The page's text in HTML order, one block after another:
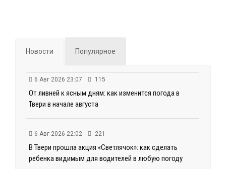
Новости Популярное
6 Авг 2026 23:07 115
От ливней к ясным дням: как изменится погода в
Твери в начале августа
6 Авг 2026 22:02 221
В Твери прошла акция «Светлячок»: как сделать
ребенка видимым для водителей в любую погоду